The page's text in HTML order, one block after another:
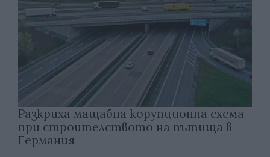
Разкриха мащабна корупционна схема
при строителството на пътища в
Германия